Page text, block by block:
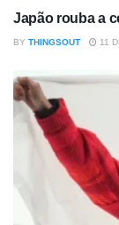
Japão rouba a
BY THINGSOUT 11